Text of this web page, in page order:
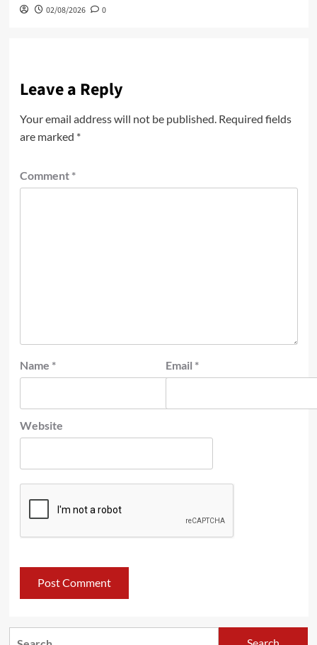
02/08/2026 0
Leave a Reply
Your email address will not be published. Required fields
are marked *
Comment *
Name * Email *
Website